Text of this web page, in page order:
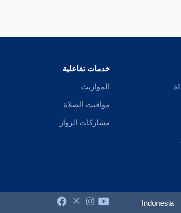
خدمات تفاعلية
المواريث
مواقيت الصلاة
مشاركات الزوار
Indonesia